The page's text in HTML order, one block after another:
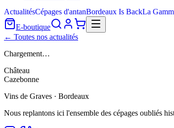
ActualitésCépages d'antanBordeaux Is BackLa
E-boutique
← Toutes nos actualités
Chargement…
Château
Cazebonne
Vins de Graves · Bordeaux
Nous replantons ici l'ensemble des cépages oubliés